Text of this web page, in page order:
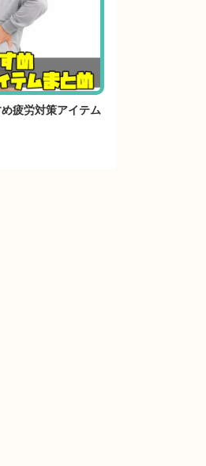
疲労対策アイテム